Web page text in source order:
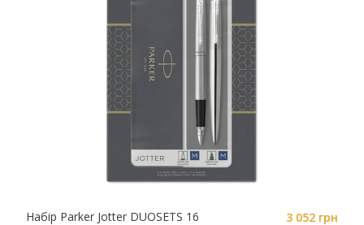
Набір Parker Jotter DUOSETS 16
3 052 грн